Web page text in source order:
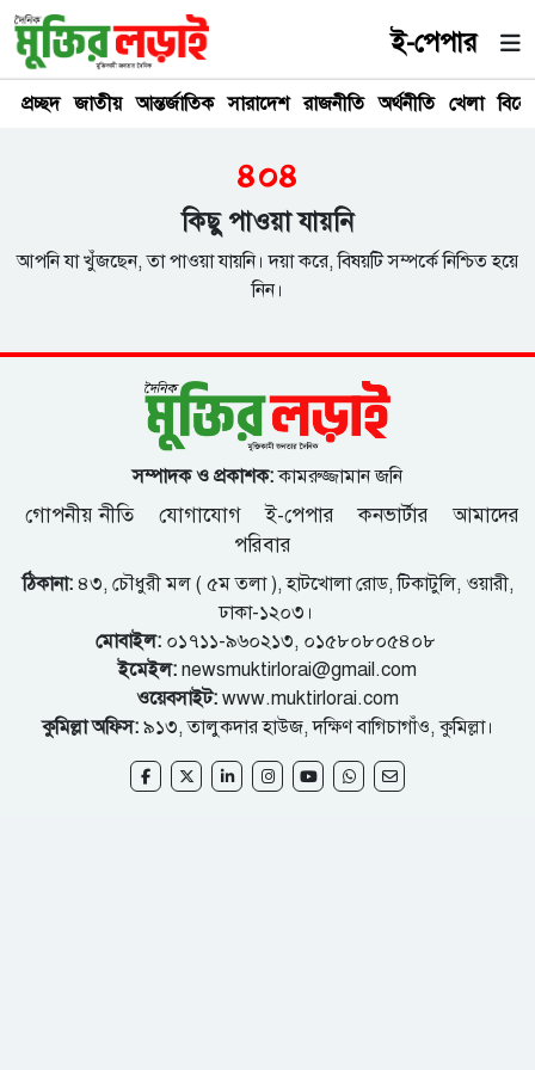
ই-পেপার
প্রচ্ছদ জাতীয় আন্তর্জাতিক সারাদেশ রাজনীতি অর্থনীতি খেলা
৪০৪
কিছু পাওয়া যায়নি
আপনি যা খুঁজছেন, তা পাওয়া যায়নি। দয়া করে, বিষয়টি সম্পর্কে নিশ্চিত হয়ে
নিন।
সম্পাদক ও প্রকাশক:কামরুজ্জামান জনি
গোপনীয় নীতি যোগাযোগ ই-পেপার কনভার্টার
আমাদের
পরিবার
ঠিকানা:৪৩, চৌধুরী মল ( ৫ম তলা ), হাটখোলা রোড, টিকাটুলি, ওয়ারী,
ঢাকা-১২০৩।
মোবাইল:০১৭১১-৯৬০২১৩, ০১৫৮০৮০৫৪০৮
ইমেইল: newsmuktirlorai@gmail.com
ওয়েবসাইট: www.muktirlorai.com
কুমিল্লা অফিস: ৯১৩, তালুকদার হাউজ, দক্ষিণ বাগিচাগাঁও, কুমিল্লা।